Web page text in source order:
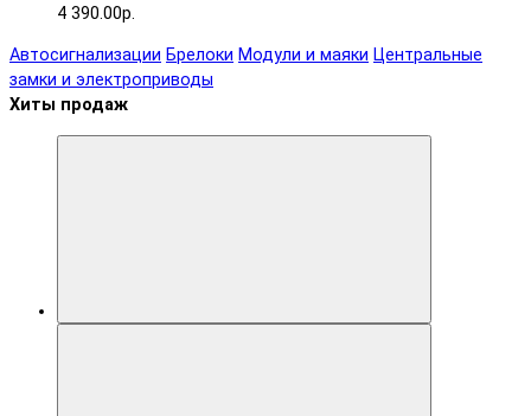
4 390.00р.
Автосигнализации Брелоки Модули и маяки Центральные
замки и электроприводы
Хиты продаж